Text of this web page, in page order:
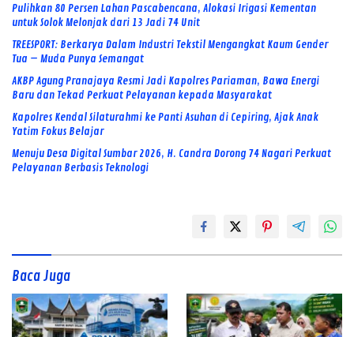
Pulihkan 80 Persen Lahan Pascabencana, Alokasi Irigasi Kementan
untuk Solok Melonjak dari 13 Jadi 74 Unit
TREESPORT: Berkarya Dalam Industri Tekstil Mengangkat Kaum Gender
Tua – Muda Punya Semangat
AKBP Agung Pranajaya Resmi Jadi Kapolres Pariaman, Bawa Energi
Baru dan Tekad Perkuat Pelayanan kepada Masyarakat
Kapolres Kendal Silaturahmi ke Panti Asuhan di Cepiring, Ajak Anak
Yatim Fokus Belajar
Menuju Desa Digital Sumbar 2026, H. Candra Dorong 74 Nagari Perkuat
Pelayanan Berbasis Teknologi
Baca Juga